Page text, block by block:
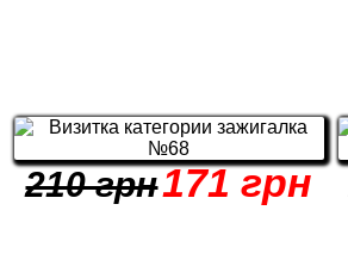
210 грн171 грн